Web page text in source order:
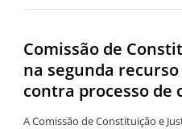
Comissão de
na segunda
contra processo de
A Comissão de Constituição e